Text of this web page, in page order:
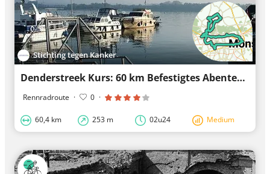
Stichting tegen Kanker
Denderstreek Kurs: 60 km Befestigtes Abenteuer
Rennradroute · 0 ·
60,4 km 253 m 02u24 Medium